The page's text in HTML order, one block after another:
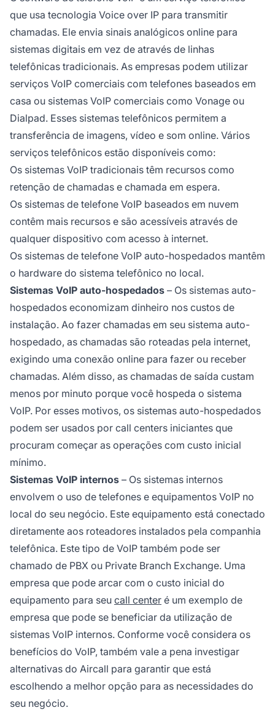
que usa tecnologia Voice over IP para transmitir
chamadas. Ele envia sinais analógicos online para
sistemas digitais em vez de através de linhas
telefônicas tradicionais. As empresas podem utilizar
serviços VoIP comerciais com telefones baseados em
casa ou sistemas VoIP comerciais como Vonage ou
Dialpad. Esses sistemas telefônicos permitem a
transferência de imagens, vídeo e som online. Vários
serviços telefônicos estão disponíveis como:
Os sistemas VoIP tradicionais têm recursos como
retenção de chamadas e chamada em espera.
Os sistemas de telefone VoIP baseados em nuvem
contêm mais recursos e são acessíveis através de
qualquer dispositivo com acesso à internet.
Os sistemas de telefone VoIP auto-hospedados mantêm
o hardware do sistema telefônico no local.
Sistemas VoIP auto-hospedados – Os sistemas auto-
hospedados economizam dinheiro nos custos de
instalação. Ao fazer chamadas em seu sistema auto-
hospedado, as chamadas são roteadas pela internet,
exigindo uma conexão online para fazer ou receber
chamadas. Além disso, as chamadas de saída custam
menos por minuto porque você hospeda o sistema
VoIP. Por esses motivos, os sistemas auto-hospedados
podem ser usados por call centers iniciantes que
procuram começar as operações com custo inicial
mínimo.
Sistemas VoIP internos – Os sistemas internos
envolvem o uso de telefones e equipamentos VoIP no
local do seu negócio. Este equipamento está conectado
diretamente aos roteadores instalados pela companhia
telefônica. Este tipo de VoIP também pode ser
chamado de PBX ou Private Branch Exchange. Uma
empresa que pode arcar com o custo inicial do
equipamento para seu call center é um exemplo de
empresa que pode se beneficiar da utilização de
sistemas VoIP internos. Conforme você considera os
benefícios do VoIP, também vale a pena investigar
alternativas do Aircall para garantir que está
escolhendo a melhor opção para as necessidades do
seu negócio.